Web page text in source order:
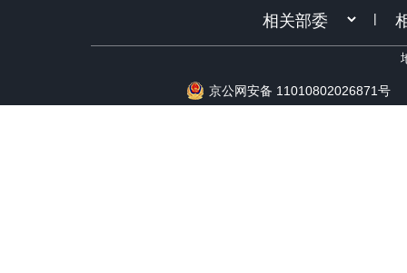
|
京公网安备 11010802026871号